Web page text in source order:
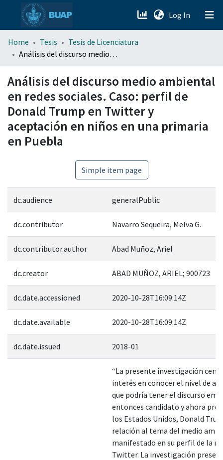
Log In (current)
menu.section.about_menu
Home Tesis
Tesis de Licenciatura
Análisis del discurso medio ambiental en redes sociales. Caso: perfil de Donald Trump en Twitter y aceptación en niños en una primaria en Puebla
Análisis del discurso medio ambiental
en redes sociales. Caso: perfil de
Donald Trump en Twitter y
aceptación en niños en una primaria
en Puebla
Simple item page
dc.audience generalPublic
dc.contributor Navarro Sequeira, Melva G.
dc.contributor.author Abad Muñoz, Ariel
dc.creator ABAD MUÑOZ, ARIEL; 900723
dc.date.accessioned 2020-10-28T16:09:14Z
dc.date.available 2020-10-28T16:09:14Z
dc.date.issued 2018-01
“La presente investigación
interés en conocer el nivel de
que podría tener el discurso
entonces candidato y ahora
los Estados Unidos, Donald
relación al tema del medio
manifestado en su perfil de la
Twitter. La investigación